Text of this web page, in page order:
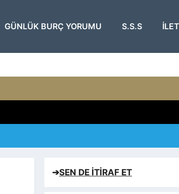
GÜNLÜK BURÇ YORUMU S.S.S
➔SEN DE İTİRAF ET